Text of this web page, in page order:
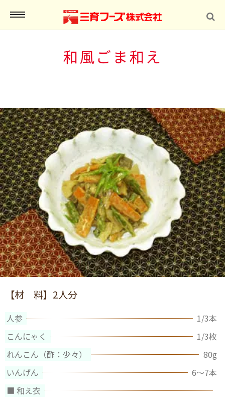
せ
和風ごま和え
【材 料】 2人分
人参
1/3本
こんにゃく
1/3枚
れんこん（酢：少々）
80g
いんげん
6～7本
■ 和え衣